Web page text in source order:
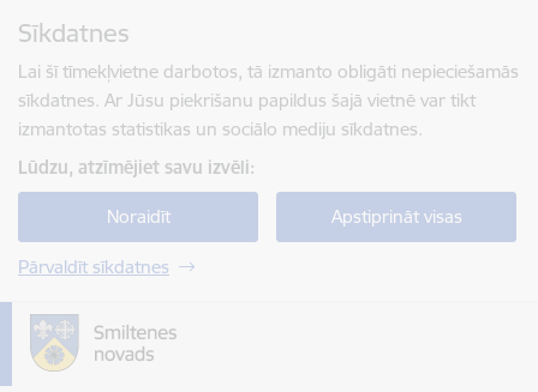
Sīkdatnes
Lai šī tīmekļvietne darbotos, tā izmanto obligāti nepieciešamās
sīkdatnes. Ar Jūsu piekrišanu papildus šajā vietnē var tikt
izmantotas statistikas un sociālo mediju sīkdatnes.
Lūdzu, atzīmējiet savu izvēli:
Noraidīt Apstiprināt visas
Pārvaldīt sīkdatnes